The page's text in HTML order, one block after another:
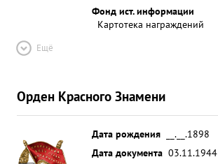
Фонд ист. информации
Картотека награждений
Ещё
Орден Красного Знамени
Дата рождения
__.__.1898
Дата документа 03.11.1944